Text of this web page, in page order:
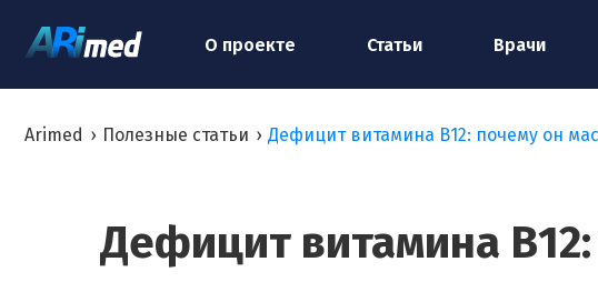
О проекте Статьи Врачи
Arimed › Полезные статьи › Дефицит витамина В12: почему он
Дефицит витамина В12: